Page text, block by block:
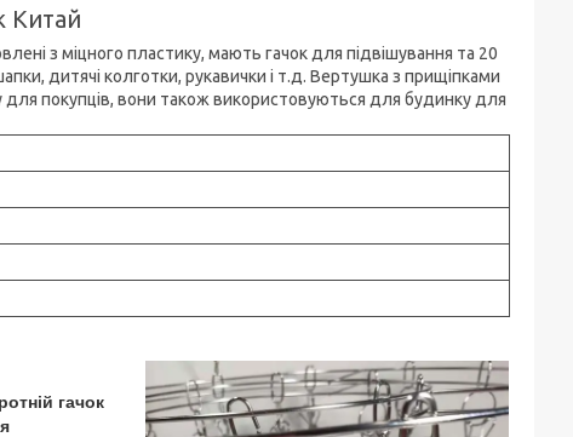
Китай
з міцного пластику, мають гачок для підвішування та 20
дитячі колготки, рукавички і т.д. Вертушка з прищіпками
покупців, вони також використовуються для будинку для
гачок